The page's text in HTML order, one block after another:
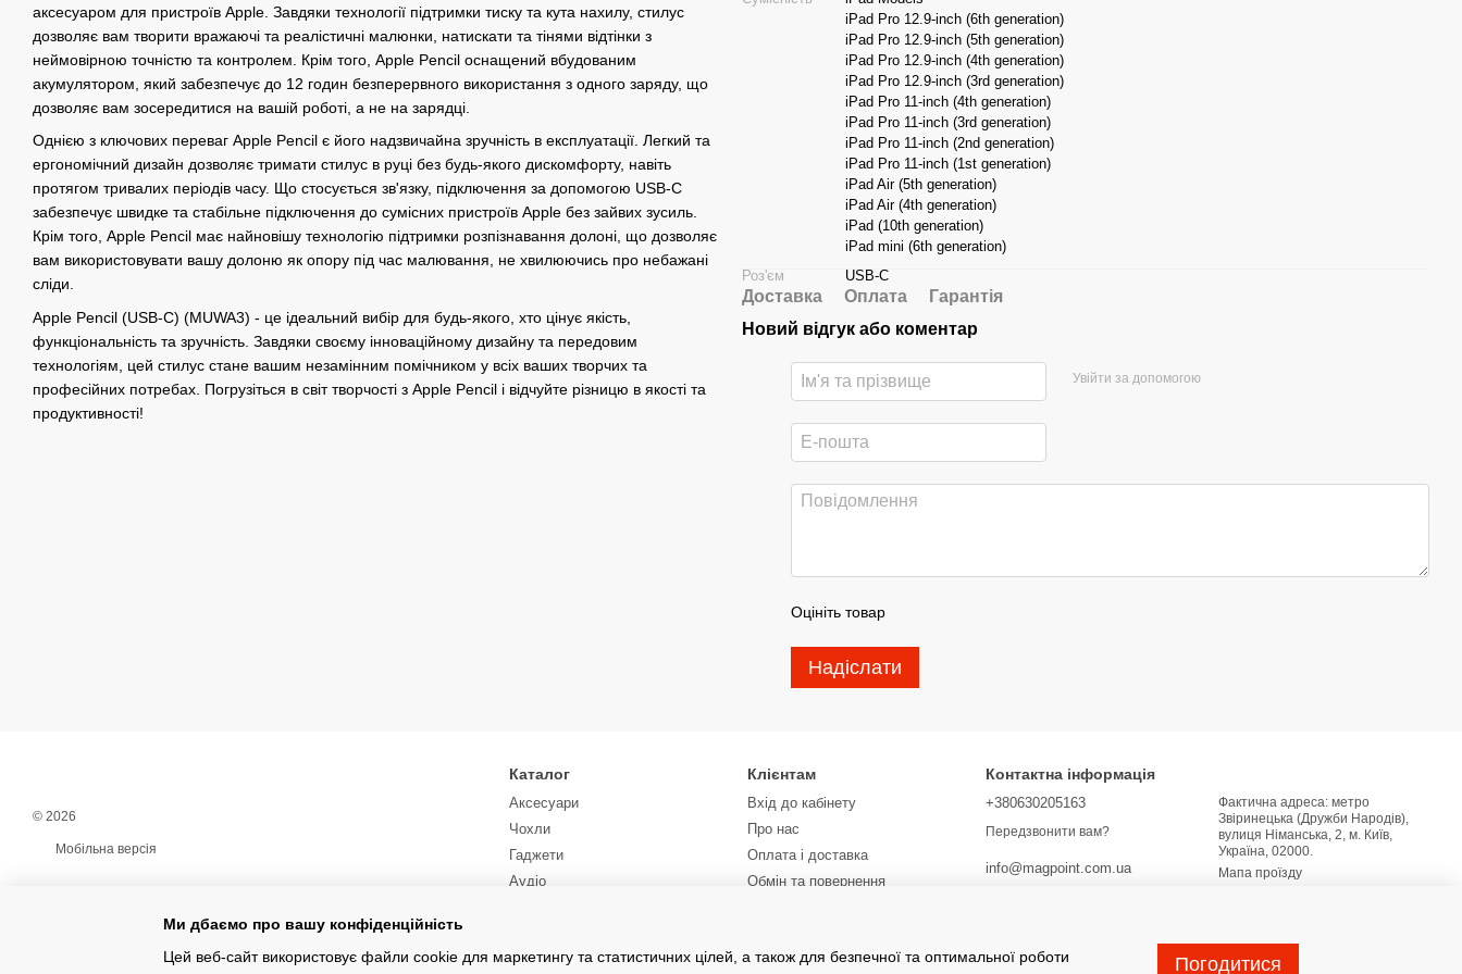
аксесуаром для пристроїв Apple. Завдяки технології підтримки тиску та кута нахилу, стилус
дозволяє вам творити вражаючі та реалістичні малюнки, натискати та тінями відтінки з
неймовірною точністю та контролем. Крім того, Apple Pencil оснащений вбудованим
акумулятором, який забезпечує до 12 годин безперервного використання з одного заряду, що
дозволяє вам зосередитися на вашій роботі, а не на зарядці.
Однією з ключових переваг Apple Pencil є його надзвичайна зручність в експлуатації. Легкий та
ергономічний дизайн дозволяє тримати стилус в руці без будь-якого дискомфорту, навіть
протягом тривалих періодів часу. Що стосується зв'язку, підключення за допомогою USB-C
забезпечує швидке та стабільне підключення до сумісних пристроїв Apple без зайвих зусиль.
Крім того, Apple Pencil має найновішу технологію підтримки розпізнавання долоні, що дозволяє
вам використовувати вашу долоню як опору під час малювання, не хвилюючись про небажані
сліди.
Apple Pencil (USB-C) (MUWA3) - це ідеальний вибір для будь-якого, хто цінує якість,
функціональність та зручність. Завдяки своєму інноваційному дизайну та передовим
технологіям, цей стилус стане вашим незамінним помічником у всіх ваших творчих та
професійних потребах. Погрузіться в світ творчості з Apple Pencil і відчуйте різницю в якості та
продуктивності!
iPad Pro 12.9-inch (6th generation)
iPad Pro 12.9-inch (5th generation)
iPad Pro 12.9-inch (4th generation)
iPad Pro 12.9-inch (3rd generation)
iPad Pro 11-inch (4th generation)
iPad Pro 11-inch (3rd generation)
iPad Pro 11-inch (2nd generation)
iPad Pro 11-inch (1st generation)
iPad Air (5th generation)
iPad Air (4th generation)
iPad (10th generation)
iPad mini (6th generation)
Роз'єм
USB-C
Доставка Оплата
Гарантія
Новий відгук або коментар
Увійти за допомогою
Оцініть товар
Надіслати
© 2026
Мобільна версія
Каталог
Аксесуари
Чохли
Гаджети
Аудіо
Клієнтам
Вхід до кабінету
Про нас
Оплата і доставка
Обмін та повернення
Угода користувача
Контактна інформація
+380630205163
Передзвонити вам?
info@magpoint.com.ua
Фактична адреса: метро
Звіринецька (Дружби Народів),
вулиця Німанська, 2, м. Київ,
Україна, 02000.
Мапа проїзду
Ми дбаємо про вашу конфіденційність
Цей веб-сайт використовує файли cookie для маркетингу та статистичних цілей, а також для безпечної та оптимальної роботи
Погодитися